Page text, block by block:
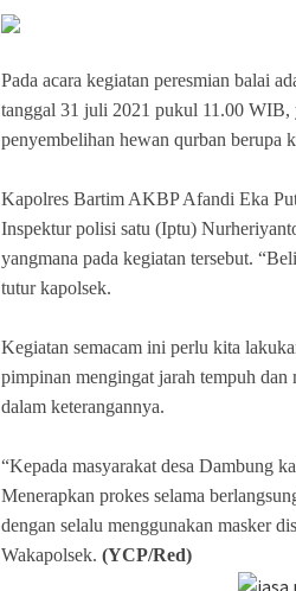
Pada acara kegiatan peresmian balai
tanggal 31 juli 2021 pukul 11.00 WIB,
penyembelihan hewan qurban berupa
Kapolres Bartim AKBP Afandi Eka
Inspektur polisi satu (Iptu)
yangmana pada kegiatan tersebut.
tutur kapolsek.
Kegiatan semacam ini perlu kita
pimpinan mengingat jarah tempuh dan
dalam keterangannya.
“Kepada masyarakat desa Dambung
Menerapkan prokes selama
dengan selalu menggunakan masker
Wakapolsek. (YCP/Red)